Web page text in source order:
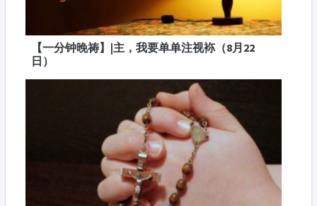
【一分钟晚祷】|主，我要单单注视袮（8月22
日）